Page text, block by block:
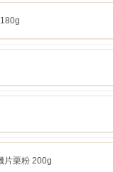
片栗粉 200g